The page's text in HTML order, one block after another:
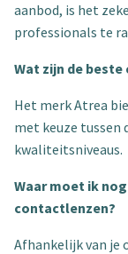
aanbod, is het
professionals te
Wat zijn de
Het merk Atrea
met keuze tussen
kwaliteitsniveaus.
Waar moet ik
contactlenzen?
Afhankelijk van je